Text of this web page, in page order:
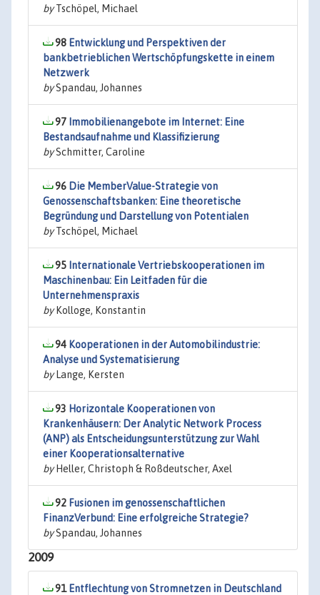
byTschöpel, Michael
98 Entwicklung und Perspektiven der
bankbetrieblichen Wertschöpfungskette in einem
Netzwerk
bySpandau, Johannes
97 Immobilienangebote im Internet: Eine
Bestandsaufnahme und Klassifizierung
bySchmitter, Caroline
96 Die MemberValue-Strategie von
Genossenschaftsbanken: Eine theoretische
Begründung und Darstellung von Potentialen
byTschöpel, Michael
95 Internationale Vertriebskooperationen im
Maschinenbau: Ein Leitfaden für die
Unternehmenspraxis
byKolloge, Konstantin
94 Kooperationen in der Automobilindustrie:
Analyse und Systematisierung
byLange, Kersten
93 Horizontale Kooperationen von
Krankenhäusern: Der Analytic Network Process
(ANP) als Entscheidungsunterstützung zur Wahl
einer Kooperationsalternative
byHeller, Christoph & Roßdeutscher, Axel
92 Fusionen im genossenschaftlichen
FinanzVerbund: Eine erfolgreiche Strategie?
bySpandau, Johannes
2009
91 Entflechtung von Stromnetzen in Deutschland